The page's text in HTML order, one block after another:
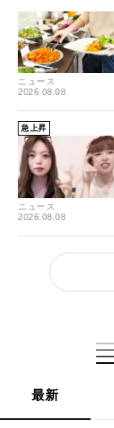
ニュース
2026.08.08
急上昇
ニュース
2026.08.08
最新